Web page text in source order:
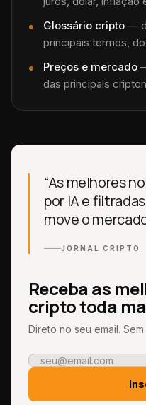
Glossário cripto —
principais termos,
Preços e mercado
das principais
“As melhores
por IA e
move o
JORNAL CRIPTO
Receba as
cripto toda
Direto no seu email.